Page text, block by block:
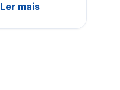
Ler mais